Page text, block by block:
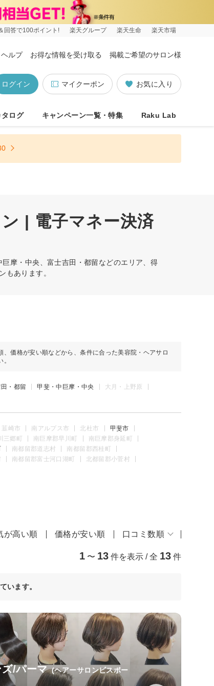
回答で100ポイント! 楽天グループ 楽天生命 楽天市場
ヘルプ お得な情報を受け取る 掲載ご希望のサロン様
お気に入り
マイクーポン
ログイン
ログ キャンペーン一覧・特集 Raku Lab
| 電子マネー決済
摩・中央、富士吉田・都留などのエリア、得
もあります。
、価格が安い順などから、条件に合った美容院・ヘアサロ
・都留 甲斐・中巨摩・中央
大月・上野原
韮崎市 南アルプス市 北杜市
甲斐市
三郷町 南巨摩郡早川町
南巨摩郡身延町
南都留郡道志村
南都留郡西桂町
南都留郡富士河口湖町
北都留郡小菅村
が高い順 価格が安い順 口コミ数順
1 〜 13 件を表示 / 全 13 件
います。
/パーマ (ヘアーサロンビスポー